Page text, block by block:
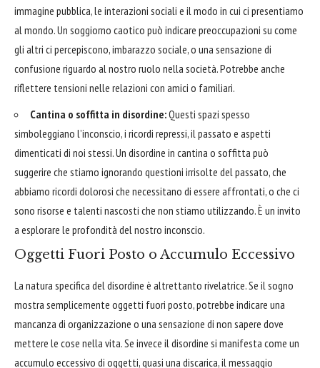
immagine pubblica, le interazioni sociali e il modo in cui ci presentiamo
al mondo. Un soggiorno caotico può indicare preoccupazioni su come
gli altri ci percepiscono, imbarazzo sociale, o una sensazione di
confusione riguardo al nostro ruolo nella società. Potrebbe anche
riflettere tensioni nelle relazioni con amici o familiari.
Cantina o soffitta in disordine:Questi spazi spesso
simboleggiano l’inconscio, i ricordi repressi, il passato e aspetti
dimenticati di noi stessi. Un disordine in cantina o soffitta può
suggerire che stiamo ignorando questioni irrisolte del passato, che
abbiamo ricordi dolorosi che necessitano di essere affrontati, o che ci
sono risorse e talenti nascosti che non stiamo utilizzando. È un invito
a esplorare le profondità del nostro inconscio.
Oggetti Fuori Posto o Accumulo Eccessivo
La natura specifica del disordine è altrettanto rivelatrice. Se il sogno
mostra semplicemente oggetti fuori posto, potrebbe indicare una
mancanza di organizzazione o una sensazione di non sapere dove
mettere le cose nella vita. Se invece il disordine si manifesta come un
accumulo eccessivo di oggetti, quasi una discarica, il messaggio